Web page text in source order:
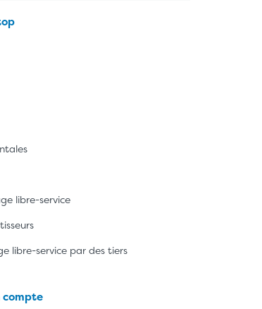
libre-service
libre-service par des tiers
compte